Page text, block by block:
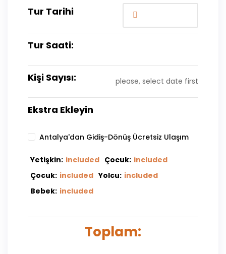
Tur Tarihi
Tur Saati:
Kişi Sayısı: please, select date first
Ekstra Ekleyin
Antalya'dan Gidiş-Dönüş Ücretsiz Ulaşım
Yetişkin: included Çocuk: included
Çocuk: included Yolcu: included
Bebek: included
Toplam: